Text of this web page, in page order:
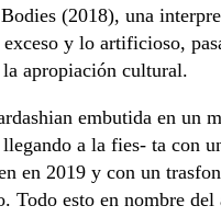
(2018), una
y lo artificioso,
apropiación cultural.
embutida en un
a la fies- ta con
en 2019 y con un
Todo esto en nombre del